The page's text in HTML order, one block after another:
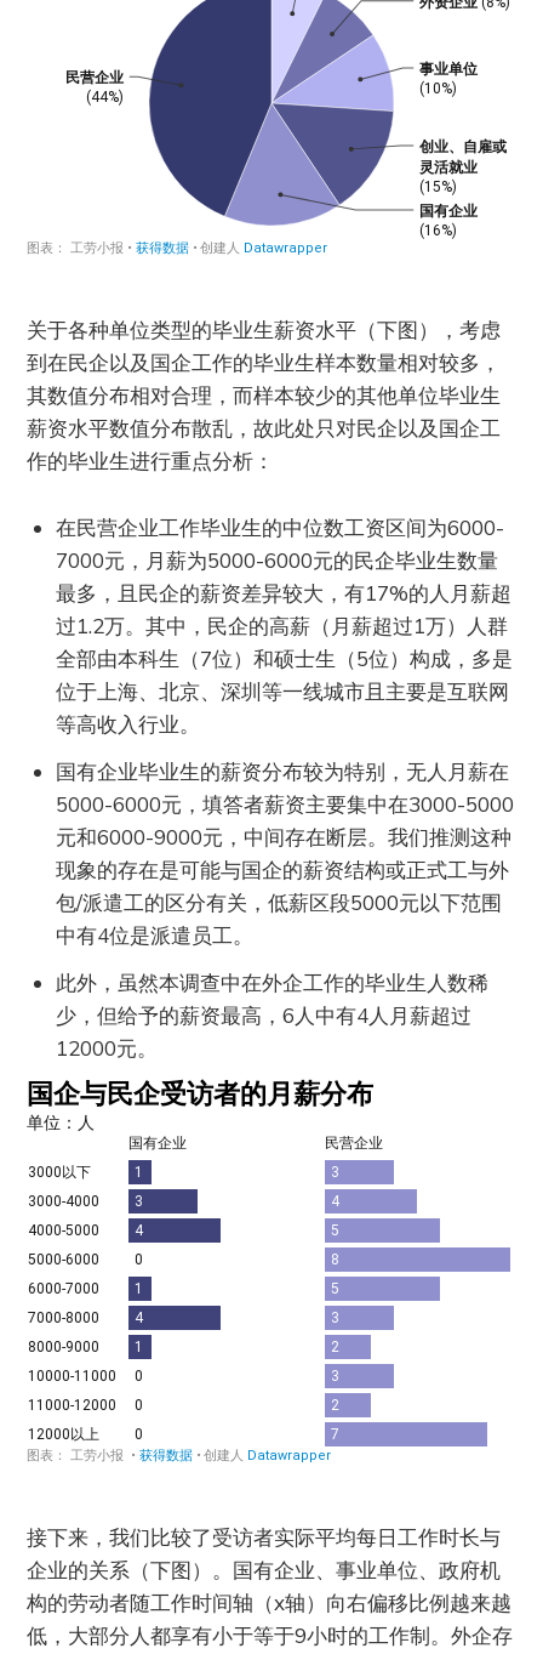
关于各种单位类型的毕业生薪资水平（下图），考虑
到在民企以及国企工作的毕业生样本数量相对较多，
其数值分布相对合理，而样本较少的其他单位毕业生
薪资水平数值分布散乱，故此处只对民企以及国企工
作的毕业生进行重点分析：
在民营企业工作毕业生的中位数工资区间为6000-
7000元，月薪为5000-6000元的民企毕业生数量
最多，且民企的薪资差异较大，有17%的人月薪超
过1.2万。其中，民企的高薪（月薪超过1万）人群
全部由本科生（7位）和硕士生（5位）构成，多是
位于上海、北京、深圳等一线城市且主要是互联网
等高收入行业。
国有企业毕业生的薪资分布较为特别，无人月薪在
5000-6000元，填答者薪资主要集中在3000-5000
元和6000-9000元，中间存在断层。我们推测这种
现象的存在是可能与国企的薪资结构或正式工与外
包/派遣工的区分有关，低薪区段5000元以下范围
中有4位是派遣员工。
此外，虽然本调查中在外企工作的毕业生人数稀
少，但给予的薪资最高，6人中有4人月薪超过
12000元。
接下来，我们比较了受访者实际平均每日工作时长与
企业的关系（下图）。国有企业、事业单位、政府机
构的劳动者随工作时间轴（x轴）向右偏移比例越来越
低，大部分人都享有小于等于9小时的工作制。外企存